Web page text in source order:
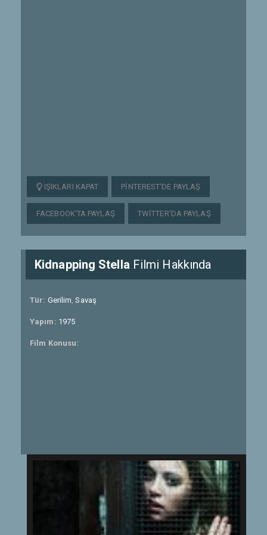
IŞIKLARI KAPAT PINTEREST'DE PAYLAŞ
FACEBOOK'TA PAYLAŞ TWITTER'DA PAYLAŞ
Kidnapping Stella Filmi Hakkında
Tür: Gerilim,Savaş
Yapım: 1975
Film Konusu: